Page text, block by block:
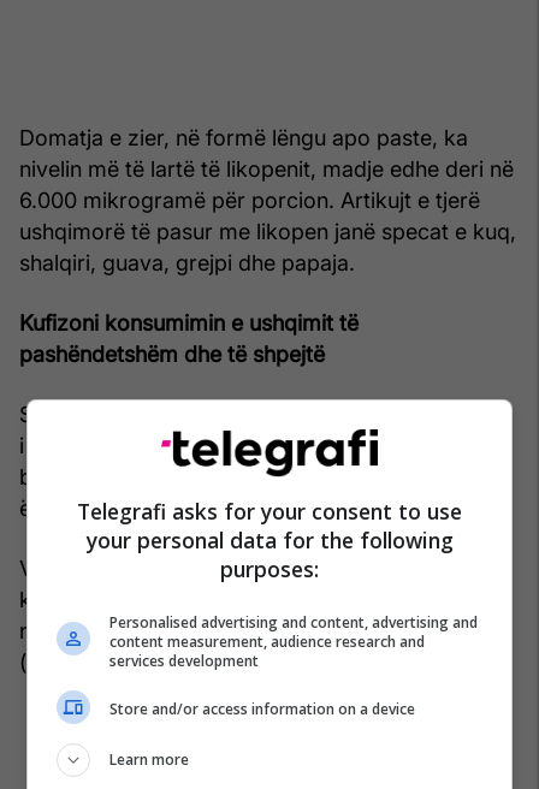
Domatja e zier, në formë lëngu apo paste, ka
nivelin më të lartë të likopenit, madje edhe deri në
6.000 mikrogramë për porcion. Artikujt e tjerë
ushqimorë të pasur me likopen janë specat e kuq,
shalqiri, guava, grejpi dhe papaja.
Kufizoni konsumimin e ushqimit të
pashëndetshëm dhe të shpejtë
Shmangni ushqimin siç janë për shembull ushqimi
i shpejtë, ushqimi i fërguar shumë, simitet,
biskotat, lëngjet e gazuara dhe ato me sheqerë;
ëmbëlsirat.
Veç kësaj, përpiquni të kufizoni edhe marrjen e
kripës dhe të kufizoni konsumimin e alkoolit në
një pije në ditë (për femrat), përkatësisht dy pije
(për meshkujt).
Telegrafi asks for your consent to use
your personal data for the following
purposes:
Personalised advertising and content, advertising and
content measurement, audience research and
services development
Store and/or access information on a device
Learn more